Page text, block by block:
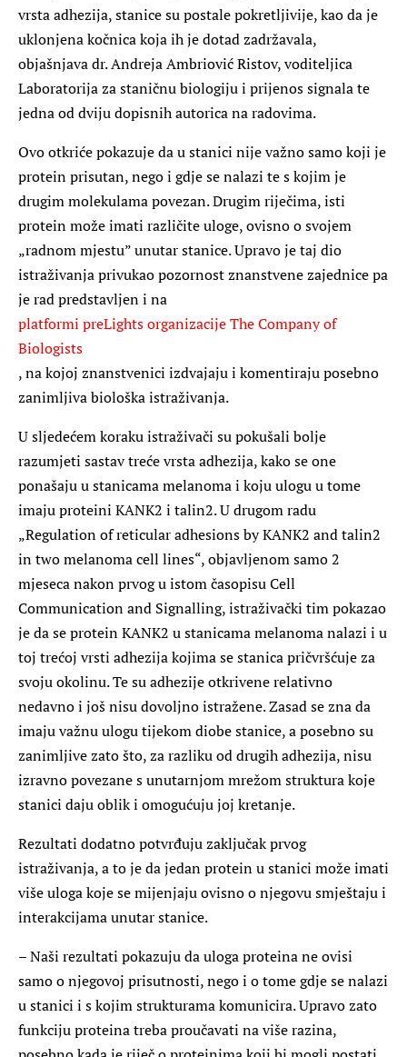
vrsta adhezija, stanice su postale pokretljivije, kao da je
uklonjena kočnica koja ih je dotad zadržavala,
objašnjava dr.Andreja Ambriović Ristov, voditeljica
Laboratorija za staničnu biologiju i prijenos signala te
jedna od dviju dopisnih autorica na radovima.
Ovo otkriće pokazuje da u stanici nije važno samo koji je
protein prisutan, nego i gdje se nalazi te s kojim je
drugim molekulama povezan. Drugim riječima, isti
protein može imati različite uloge, ovisno o svojem
„radnom mjestu” unutar stanice. Upravo je taj dio
istraživanja privukao pozornost znanstvene zajednice pa
je rad predstavljen i na
platformi preLights organizacijeThe Company of
Biologists
, na kojoj znanstvenici izdvajaju i komentiraju posebno
zanimljiva biološka istraživanja.
U sljedećem koraku istraživači su pokušali bolje
razumjeti sastav treće vrsta adhezija, kako se one
ponašaju u stanicama melanoma i koju ulogu u tome
imaju proteini KANK2 i talin2. U drugom radu
„Regulation of reticular adhesions by KANK2 and talin2
in two melanoma cell lines“, objavljenom samo 2
mjeseca nakon prvog u istom časopisuCell
Communication and Signalling, istraživački tim pokazao
je da se protein KANK2 u stanicama melanoma nalazi i u
toj trećoj vrsti adhezija kojima se stanica pričvršćuje za
svoju okolinu. Te su adhezije otkrivene relativno
nedavno i još nisu dovoljno istražene. Zasad se zna da
imaju važnu ulogu tijekom diobe stanice, a posebno su
zanimljive zato što, za razliku od drugih adhezija, nisu
izravno povezane s unutarnjom mrežom struktura koje
stanici daju oblik i omogućuju joj kretanje.
Rezultati dodatno potvrđuju zaključak prvog
istraživanja, a to je da jedan protein u stanici može imati
više uloga koje se mijenjaju ovisno o njegovu smještaju i
interakcijama unutar stanice.
– Naši rezultati pokazuju da uloga proteina ne ovisi
samo o njegovoj prisutnosti, nego i o tome gdje se nalazi
u stanici i s kojim strukturama komunicira. Upravo zato
funkciju proteina treba proučavati na više razina,